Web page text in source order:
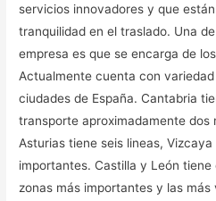
servicios innovadores y que
tranquilidad en el traslado. Una
empresa es que se encarga de
Actualmente cuenta con
ciudades de España. Cantabria
transporte aproximadamente dos
Asturias tiene seis lineas,
importantes. Castilla y León
zonas más importantes y las